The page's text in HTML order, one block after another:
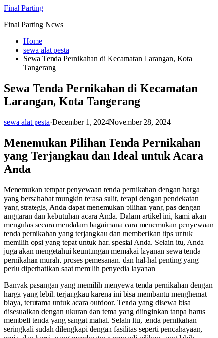
Skip
content
Final Parting
Final Parting News
Home
sewa alat pesta
Sewa Tenda Pernikahan di Kecamatan Larangan, Kota
Tangerang
Sewa Tenda Pernikahan di Kecamatan
Larangan, Kota Tangerang
sewa alat pesta·December 1, 2024November 28, 2024
Menemukan Pilihan Tenda Pernikahan
yang Terjangkau dan Ideal untuk Acara
Anda
Menemukan tempat penyewaan tenda pernikahan dengan harga
yang bersahabat mungkin terasa sulit, tetapi dengan pendekatan
yang strategis, Anda dapat menemukan pilihan yang pas dengan
anggaran dan kebutuhan acara Anda. Dalam artikel ini, kami akan
mengulas secara mendalam bagaimana cara menemukan penyewaan
tenda pernikahan yang terjangkau dan memberikan tips untuk
memilih opsi yang tepat untuk hari spesial Anda. Selain itu, Anda
juga akan mengetahui keuntungan memakai layanan sewa tenda
pernikahan murah, proses pemesanan, dan hal-hal penting yang
perlu diperhatikan saat memilih penyedia layanan
Banyak pasangan yang memilih menyewa tenda pernikahan dengan
harga yang lebih terjangkau karena ini bisa membantu menghemat
biaya, terutama untuk acara outdoor. Tenda yang disewa bisa
disesuaikan dengan ukuran dan tema yang diinginkan tanpa harus
membeli tenda yang sangat mahal. Selain itu, tenda pernikahan
seringkali sudah dilengkapi dengan fasilitas seperti pencahayaan,